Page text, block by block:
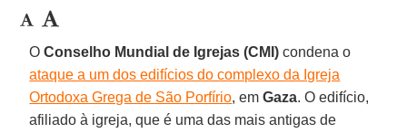
OConselho Mundial de Igrejas (CMI) condena o
ataque a um dos edifícios do complexo da Igreja
Ortodoxa Grega de São Porfírio, emGaza. O edifício,
afiliado à igreja, que é uma das mais antigas de